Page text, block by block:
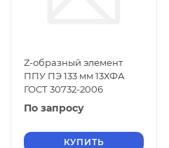
Z-образный элемент
ППУ ПЭ 133 мм 13ХФА
ГОСТ 30732-2006
По запросу
КУПИТЬ